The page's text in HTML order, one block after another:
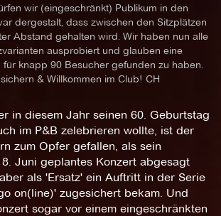
wir (eingeschränkt) Publikum in den
dergestalt, dass zwischen den Sitzplätzen
Abstand gehalten wird. Wir haben nun alle
ausprobiert und glauben eine
knapp 90 Besucher gefunden zu haben.
& Willkommen im Club! CH
in diesem Jahr seinen 60. Geburtstag
im P&B zelebrieren wollte, ist der
zum Opfer gefallen, als sein
Juni geplantes Konzert abgesagt
als 'Ersatz' ein Auftritt in der Serie
on(line)' zugesichert bekam. Und
sogar vor einem eingeschränkten